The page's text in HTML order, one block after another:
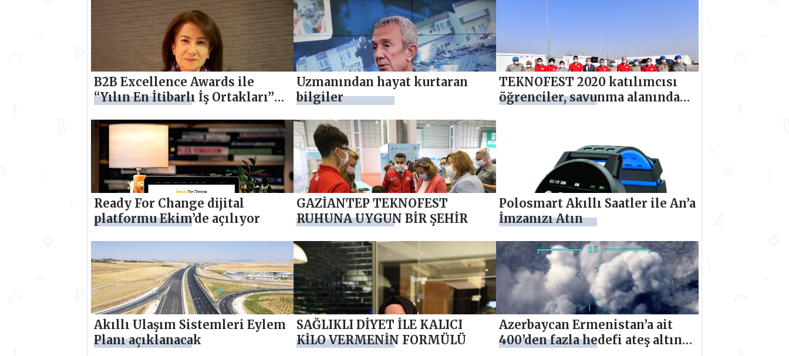
B2B Excellence Awards ile
“Yılın En İtibarlı İş Ortakları”
Uzmanından hayat kurtaran
bilgiler
TEKNOFEST 2020 katılımcısı
öğrenciler, savunma alanındaki
Ready For Change dijital
platformu Ekim’de açılıyor
GAZİANTEP TEKNOFEST
RUHUNA UYGUN BİR ŞEHİR
Polosmart Akıllı Saatler ile An’a
İmzanızı Atın
Akıllı Ulaşım Sistemleri Eylem
Planı açıklanacak
SAĞLIKLI DİYET İLE KALICI
KİLO VERMENİN FORMÜLÜ
Azerbaycan Ermenistan’a ait
400’den fazla hedefi ateş altına